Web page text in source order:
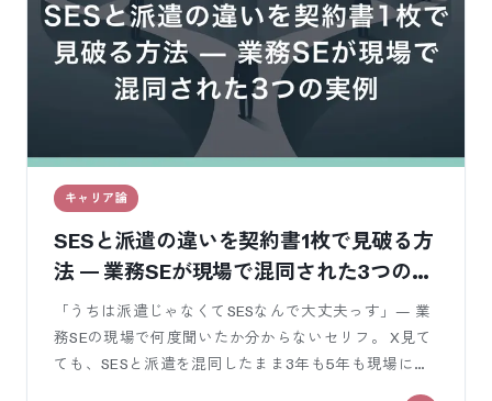
キャリア論
SESと派遣の違いを契約書1枚で見破る方
法 — 業務SEが現場で混同された3つの実
例
「うちは派遣じゃなくてSESなんで大丈夫っす」— 業
務SEの現場で何度聞いたか分からないセリフ。 X見て
ても、SESと派遣を混同したまま3年も5年も現場に出